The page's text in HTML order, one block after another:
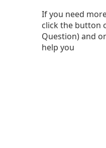
If you need
click the button
Question) and
help you